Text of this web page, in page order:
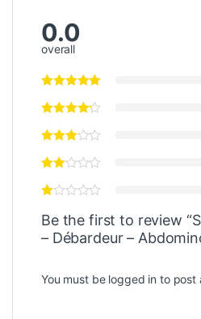
0.0
overall
Be the first to review
– Débardeur –
You must be logged in to post